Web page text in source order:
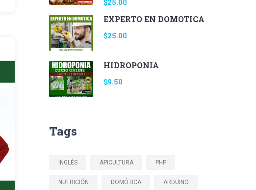
$25.00
EXPERTO EN DOMOTICA
$25.00
HIDROPONIA
$9.50
Tags
INGLÉS APICULTURA PHP
NUTRICIÓN DOMÓTICA ARDUINO